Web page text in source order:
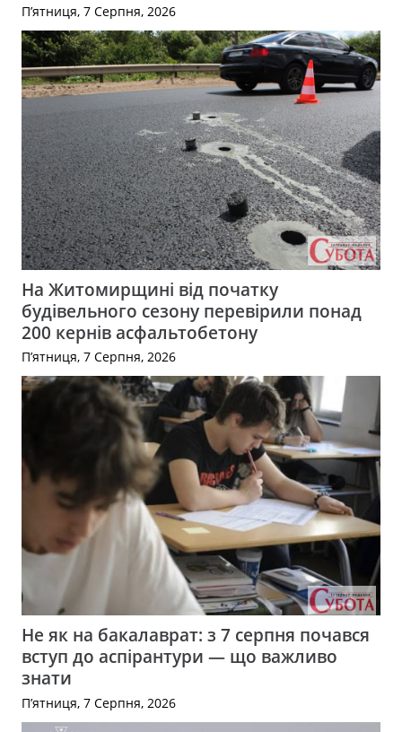
П’ятниця, 7 Серпня, 2026
На Житомирщині від початку
будівельного сезону перевірили понад
200 кернів асфальтобетону
П’ятниця, 7 Серпня, 2026
Не як на бакалаврат: з 7 серпня почався
вступ до аспірантури — що важливо
знати
П’ятниця, 7 Серпня, 2026